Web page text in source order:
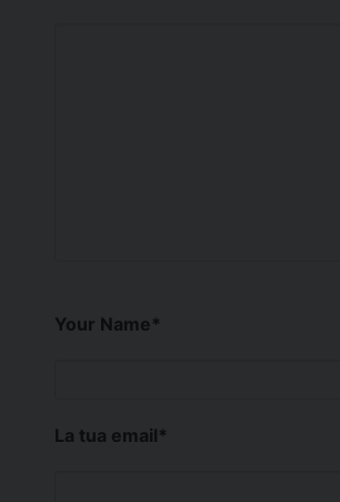
Your Name*
La tua email*